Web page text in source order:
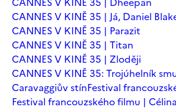
CANNES V KINĚ 35 | Já, Daniel
CANNES V KINĚ 35 | Parazit
CANNES V KINĚ 35 | Titan
CANNES V KINĚ 35 | Zloději
CANNES V KINĚ 35: Trojúhelník
Caravaggiův stínFestival
Festival francouzského filmu |